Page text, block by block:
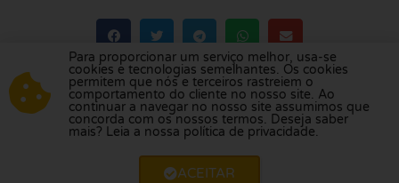
Visite a nossa plataforma de avaliações na
Holanda,Reino Unido, França,Alemanha,
Bélgica,Espanha, Itália,Polónia,Dinamarca,
FinlândiaeSuécia.
Para proporcionar um serviço melhor, usa-se
cookies e tecnologias semelhantes. Os cookies
permitem que nós e terceiros rastreiem o
comportamento do cliente no nosso site. Ao
continuar a navegar no nosso site assumimos que
concorda com os nossos termos. Deseja saber
mais? Leia a nossa política de privacidade.
ACEITAR